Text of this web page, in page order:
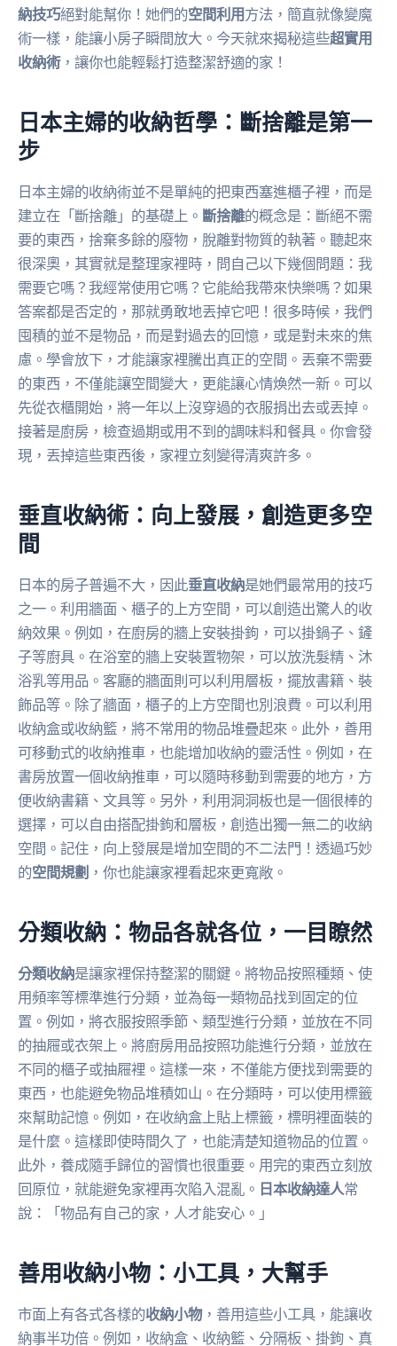
納技巧絕對能幫你！她們的空間利用方法，簡直就像變魔
術一樣，能讓小房子瞬間放大。今天就來揭秘這些超實用
收納術，讓你也能輕鬆打造整潔舒適的家！
日本主婦的收納哲學：斷捨離是第一
步
日本主婦的收納術並不是單純的把東西塞進櫃子裡，而是
建立在「斷捨離」的基礎上。 斷捨離的概念是：斷絕不需
要的東西，捨棄多餘的廢物，脫離對物質的執著。聽起來
很深奧，其實就是整理家裡時，問自己以下幾個問題：我
需要它嗎？我經常使用它嗎？它能給我帶來快樂嗎？如果
答案都是否定的，那就勇敢地丟掉它吧！很多時候，我們
囤積的並不是物品，而是對過去的回憶，或是對未來的焦
慮。學會放下，才能讓家裡騰出真正的空間。丟棄不需要
的東西，不僅能讓空間變大，更能讓心情煥然一新。可以
先從衣櫃開始，將一年以上沒穿過的衣服捐出去或丟掉。
接著是廚房，檢查過期或用不到的調味料和餐具。你會發
現，丟掉這些東西後，家裡立刻變得清爽許多。
垂直收納術：向上發展，創造更多空
間
日本的房子普遍不大，因此垂直收納是她們最常用的技巧
之一。利用牆面、櫃子的上方空間，可以創造出驚人的收
納效果。例如，在廚房的牆上安裝掛鉤，可以掛鍋子、鏟
子等廚具。在浴室的牆上安裝置物架，可以放洗髮精、沐
浴乳等用品。客廳的牆面則可以利用層板，擺放書籍、裝
飾品等。除了牆面，櫃子的上方空間也別浪費。可以利用
收納盒或收納籃，將不常用的物品堆疊起來。此外，善用
可移動式的收納推車，也能增加收納的靈活性。例如，在
書房放置一個收納推車，可以隨時移動到需要的地方，方
便收納書籍、文具等。另外，利用洞洞板也是一個很棒的
選擇，可以自由搭配掛鉤和層板，創造出獨一無二的收納
空間。記住，向上發展是增加空間的不二法門！透過巧妙
的空間規劃 ，你也能讓家裡看起來更寬敞。
分類收納：物品各就各位，一目瞭然
分類收納是讓家裡保持整潔的關鍵。將物品按照種類、使
用頻率等標準進行分類，並為每一類物品找到固定的位
置。例如，將衣服按照季節、類型進行分類，並放在不同
的抽屜或衣架上。將廚房用品按照功能進行分類，並放在
不同的櫃子或抽屜裡。這樣一來，不僅能方便找到需要的
東西，也能避免物品堆積如山。在分類時，可以使用標籤
來幫助記憶。例如，在收納盒上貼上標籤，標明裡面裝的
是什麼。這樣即使時間久了，也能清楚知道物品的位置。
此外，養成隨手歸位的習慣也很重要。用完的東西立刻放
回原位，就能避免家裡再次陷入混亂。 日本收納達人常
說：「物品有自己的家，人才能安心。」
善用收納小物：小工具，大幫手
市面上有各式各樣的收納小物，善用這些小工具，能讓收
納事半功倍。例如，收納盒、收納籃、分隔板、掛鉤、真